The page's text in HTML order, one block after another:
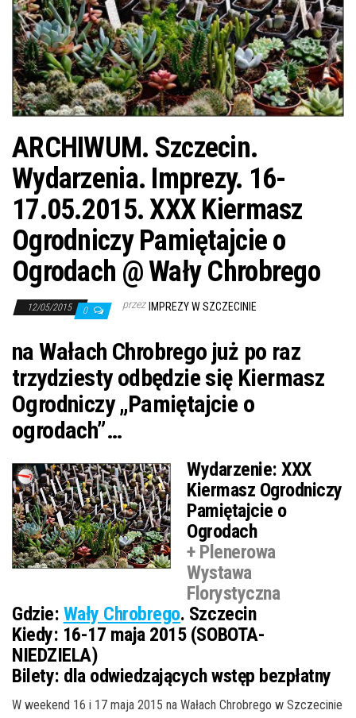
ę
ARCHIWUM. Szczecin.
Wydarzenia. Imprezy. 16-
17.05.2015. XXX Kiermasz
Ogrodniczy Pamiętajcie o
Ogrodach @ Wały Chrobrego
12/05/2015 0 przez IMPREZY W SZCZECINIE
na Wałach Chrobrego już po raz
trzydziesty odbędzie się Kiermasz
Ogrodniczy „Pamiętajcie o
ogrodach”…
Wydarzenie: XXX
Kiermasz Ogrodniczy
Pamiętajcie o
Ogrodach
+ Plenerowa
Wystawa
Florystyczna
Gdzie: Wały Chrobrego. Szczecin
Kiedy: 16-17 maja 2015 (SOBOTA-
NIEDZIELA)
Bilety: dla odwiedzających wstęp bezpłatny
W weekend 16 i 17 maja 2015 na Wałach Chrobrego w Szczecinie